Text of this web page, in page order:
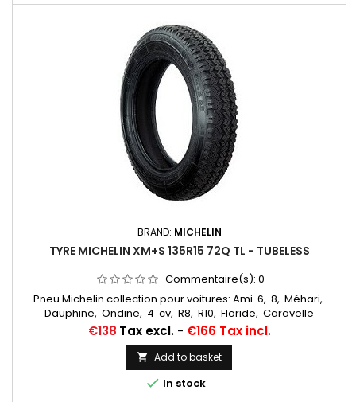
BRAND: MICHELIN
TYRE MICHELIN XM+S 135R15 72Q TL - TUBELESS
Commentaire(s): 0
Pneu Michelin collection pour voitures: Ami 6, 8, Méhari,
Dauphine, Ondine, 4 cv, R8, R10, Floride, Caravelle
Chambres à air conseillées: 400/425/125/135x15 MICHELIN
VALVE OBLIQUE CAOUTCHOUC (15CB13)15 CB 13 Michelin Autres
appellations: 135R15, 135/80R15, 135-15, 135X15, 135/80-15,
135/80X15, 135-380, 135X380, 135/15, 135*15, 135SR15, 135 15
Price
€138 Tax excl.- €166 Tax incl.
 Add to basket
 In stock